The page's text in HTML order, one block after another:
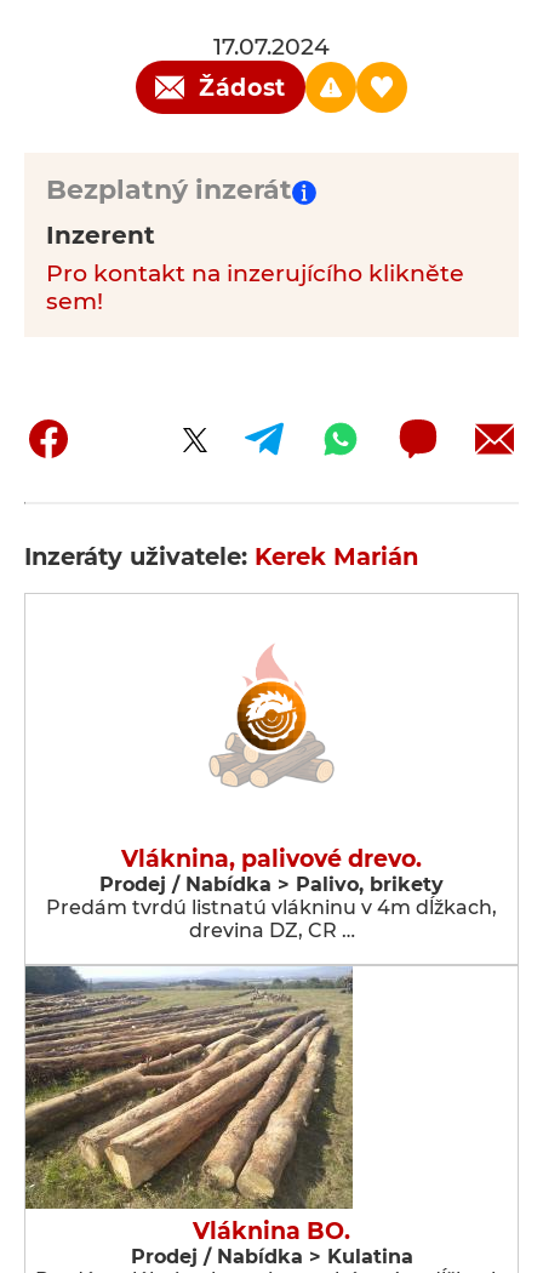
17.07.2024
Žádost
Bezplatný inzerát
Inzerent
Pro kontakt na inzerujícího klikněte
sem!
Inzeráty uživatele: Kerek Marián
Vláknina, palivové drevo.
Prodej / Nabídka > Palivo, brikety
Predám tvrdú listnatú vlákninu v 4m dĺžkach,
drevina DZ, CR …
Vláknina BO.
Prodej / Nabídka > Kulatina